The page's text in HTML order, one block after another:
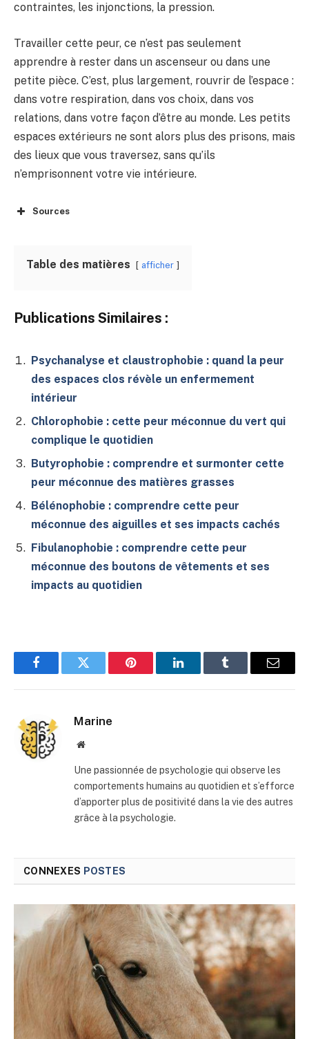
contraintes, les injonctions, la pression.
Travailler cette peur, ce n’est pas seulement
apprendre à rester dans un ascenseur ou dans une
petite pièce. C’est, plus largement, rouvrir de l’espace :
dans votre respiration, dans vos choix, dans vos
relations, dans votre façon d’être au monde. Les petits
espaces extérieurs ne sont alors plus des prisons, mais
des lieux que vous traversez, sans qu’ils
n’emprisonnent votre vie intérieure.
Sources
Table des matières afficher
Publications Similaires :
Psychanalyse et claustrophobie : quand la peur
des espaces clos révèle un enfermement
intérieur
Chlorophobie : cette peur méconnue du vert qui
complique le quotidien
Butyrophobie : comprendre et surmonter cette
peur méconnue des matières grasses
Bélénophobie : comprendre cette peur
méconnue des aiguilles et ses impacts cachés
Fibulanophobie : comprendre cette peur
méconnue des boutons de vêtements et ses
impacts au quotidien
FacebookTwitter Pinterest LinkedInTumblr
E-
Marine
Site
Une passionnée de psychologie qui observe les
comportements humains au quotidien et s’efforce
d’apporter plus de positivité dans la vie des autres
grâce à la psychologie.
CONNEXES POSTES